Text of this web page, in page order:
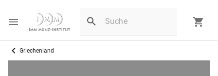
Griechenland